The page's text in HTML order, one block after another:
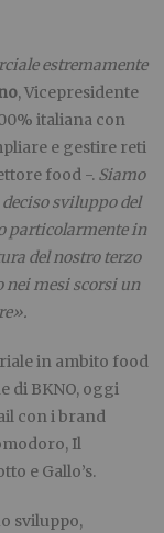
estremamente
, Vicepresidente
italiana con
e gestire reti
food -. Siamo
sviluppo del
particolarmente in
del nostro terzo
nei mesi scorsi un
in ambito food
di BKNO, oggi
con i brand
Il
e Gallo’s.
sviluppo,